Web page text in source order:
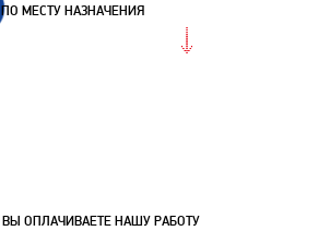
ПО МЕСТУ НАЗНАЧЕНИЯ
ВЫ ОПЛАЧИВАЕТЕ НАШУ РАБОТУ